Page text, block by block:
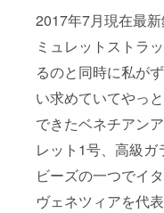
2017年7月現在最
ミュレットストラ
るのと同時に私が
い求めていてやっ
できたベネチアン
レット1号、高級ガ
ビーズの一つでイ
ヴェネツィアを代